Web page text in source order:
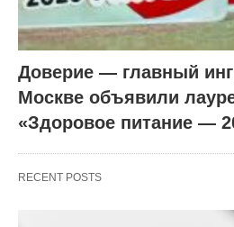
Доверие — главный
Москве объявили
«Здоровое питание —
RECENT POSTS